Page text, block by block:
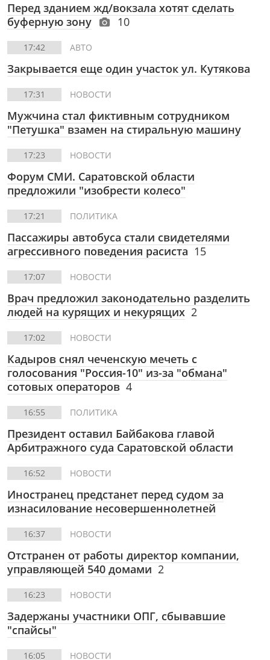
Перед зданием жд/вокзала хотят сделать
буферную зону
10
17:42 АВТО
Закрывается еще один участок ул. Кутякова
17:31 НОВОСТИ
Мужчина стал фиктивным сотрудником
"Петушка" взамен на стиральную машину
17:23 НОВОСТИ
Форум СМИ. Саратовской области
предложили "изобрести колесо"
17:21 ПОЛИТИКА
Пассажиры автобуса стали свидетелями
агрессивного поведения расиста 15
17:07 НОВОСТИ
Врач предложил законодательно разделить
людей на курящих и некурящих 2
17:02 НОВОСТИ
Кадыров снял чеченскую мечеть с
голосования "Россия-10" из-за "обмана"
сотовых операторов 4
16:55 ПОЛИТИКА
Президент оставил Байбакова главой
Арбитражного суда Саратовской области
16:52 НОВОСТИ
Иностранец предстанет перед судом за
изнасилование несовершеннолетней
16:37 НОВОСТИ
Отстранен от работы директор компании,
управляющей 540 домами 2
16:23 НОВОСТИ
Задержаны участники ОПГ, сбывавшие
"спайсы"
16:05 НОВОСТИ